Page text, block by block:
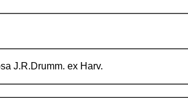
J.R.Drumm. ex Harv.